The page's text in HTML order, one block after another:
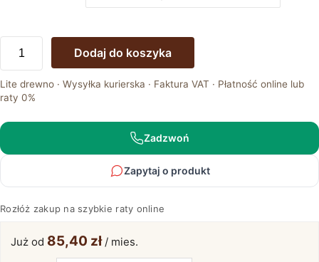
Szklano
drewniana
półka
Maseri
Dodaj do koszyka
Lite drewno · Wysyłka kurierska · Faktura VAT · Płatność online lub
raty 0%
Zadzwoń
Zapytaj o produkt
Rozłóż zakup na szybkie raty online
Już od 85,40 zł/ mies.